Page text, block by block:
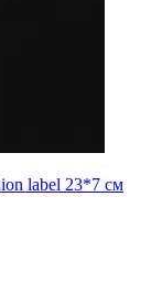
label 23*7 см